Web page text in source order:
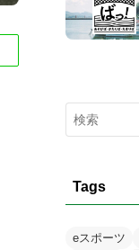
Tags
eスポーツ